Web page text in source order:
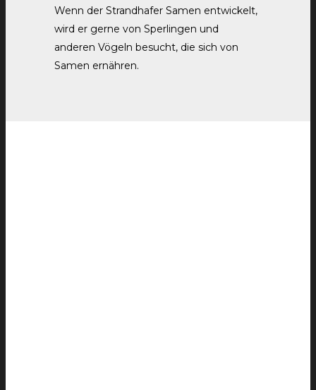
Wenn der Strandhafer Samen entwickelt,
wird er gerne von Sperlingen und
anderen Vögeln besucht, die sich von
Samen ernähren.